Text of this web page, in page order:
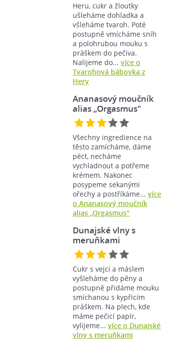
Heru, cukr a žloutky
ušleháme dohladka a
všleháme tvaroh. Poté
postupně vmícháme sníh
a polohrubou mouku s
práškem do pečiva.
Nalijeme do... více o
Tvarohová bábovka z
Hery
Ananasový moučník
alias „Orgasmus"
Všechny ingredience na
těsto zamícháme, dáme
péct, necháme
vychladnout a potřeme
krémem. Nakonec
posypeme sekanými
ořechy a postříkáme... více
o Ananasový moučník
alias „Orgasmus"
Dunajské vlny s
meruňkami
Cukr s vejci a máslem
vyšleháme do pěny a
postupně přidáme mouku
smíchanou s kypřicím
práškem. Na plech, kde
máme pečicí papír,
vylijeme... více o Dunajské
vlny s meruňkami